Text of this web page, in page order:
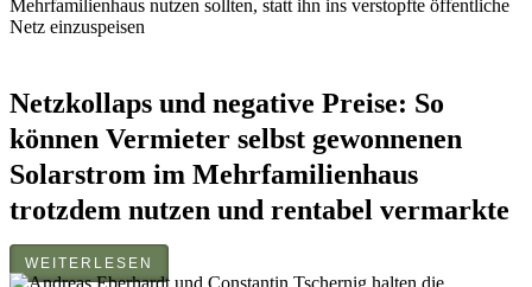
Netzkollaps und negative Preise: So
können Vermieter selbst gewonnenen
Solarstrom im Mehrfamilienhaus
trotzdem nutzen und rentabel vermarkte
WEITERLESEN